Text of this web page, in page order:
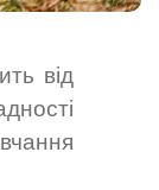
від